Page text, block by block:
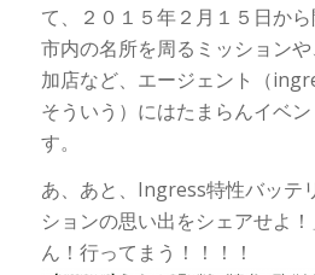
て、２０１５年２月１５日から
市内の名所を周るミッション
加店など、エージェント（
そういう）にはたまらんイベ
す。
あ、あと、Ingress特性バッテ
ションの思い出をシェアせよ
ん！行ってまう！！！！